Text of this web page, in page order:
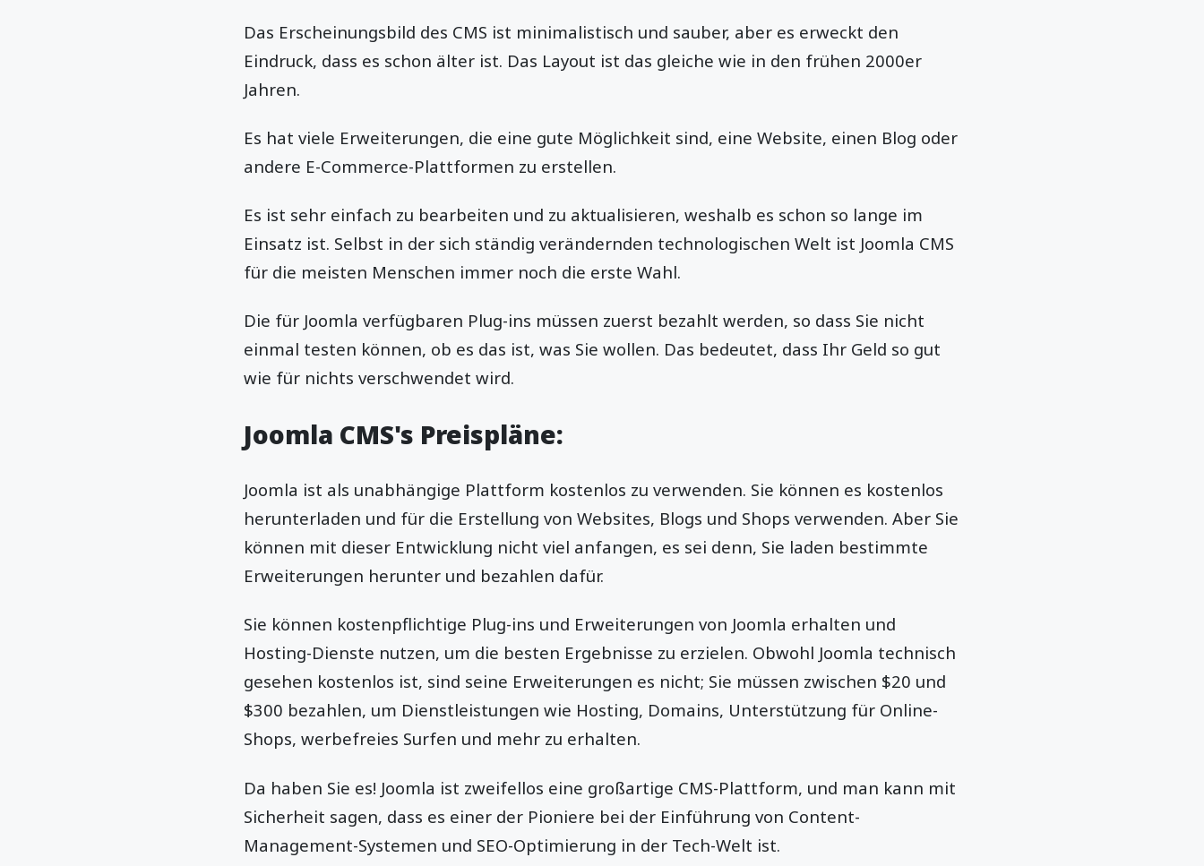
Das Erscheinungsbild des CMS ist minimalistisch und sauber, aber es erweckt den
Eindruck, dass es schon älter ist. Das Layout ist das gleiche wie in den frühen 2000er
Jahren.
Es hat viele Erweiterungen, die eine gute Möglichkeit sind, eine Website, einen Blog oder
andere E-Commerce-Plattformen zu erstellen.
Es ist sehr einfach zu bearbeiten und zu aktualisieren, weshalb es schon so lange im
Einsatz ist. Selbst in der sich ständig verändernden technologischen Welt ist Joomla CMS
für die meisten Menschen immer noch die erste Wahl.
Die für Joomla verfügbaren Plug-ins müssen zuerst bezahlt werden, so dass Sie nicht
einmal testen können, ob es das ist, was Sie wollen. Das bedeutet, dass Ihr Geld so gut
wie für nichts verschwendet wird.
Joomla CMS's Preispläne:
Joomla ist als unabhängige Plattform kostenlos zu verwenden. Sie können es kostenlos
herunterladen und für die Erstellung von Websites, Blogs und Shops verwenden. Aber Sie
können mit dieser Entwicklung nicht viel anfangen, es sei denn, Sie laden bestimmte
Erweiterungen herunter und bezahlen dafür.
Sie können kostenpflichtige Plug-ins und Erweiterungen von Joomla erhalten und
Hosting-Dienste nutzen, um die besten Ergebnisse zu erzielen. Obwohl Joomla technisch
gesehen kostenlos ist, sind seine Erweiterungen es nicht; Sie müssen zwischen $20 und
$300 bezahlen, um Dienstleistungen wie Hosting, Domains, Unterstützung für Online-
Shops, werbefreies Surfen und mehr zu erhalten.
Da haben Sie es! Joomla ist zweifellos eine großartige CMS-Plattform, und man kann mit
Sicherheit sagen, dass es einer der Pioniere bei der Einführung von Content-
Management-Systemen und SEO-Optimierung in der Tech-Welt ist.